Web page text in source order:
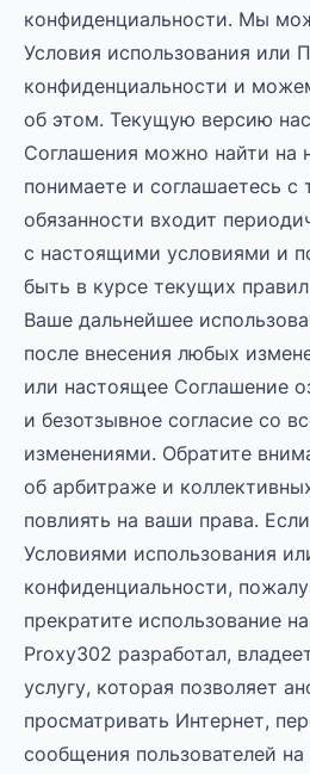
конфиденциальности. Мы
Условия использования или
конфиденциальности и
об этом. Текущую версию
Соглашения можно найти на
понимаете и соглашаетесь с
обязанности входит
с настоящими условиями и
быть в курсе текущих правил
Ваше дальнейшее
после внесения любых
или настоящее Соглашение
и безотзывное согласие со
изменениями. Обратите
об арбитраже и
повлиять на ваши права.
Условиями использования
конфиденциальности,
прекратите использование
Proxy302 разработал,
услугу, которая позволяет
просматривать Интернет,
сообщения пользователей